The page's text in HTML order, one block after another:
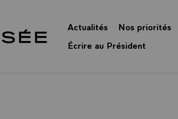
Actualités Nos priorités
Écrire au Président